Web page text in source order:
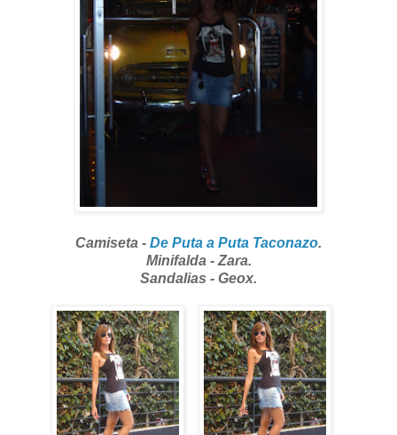
Camiseta - De Puta a Puta Taconazo.
Minifalda - Zara.
Sandalias - Geox.